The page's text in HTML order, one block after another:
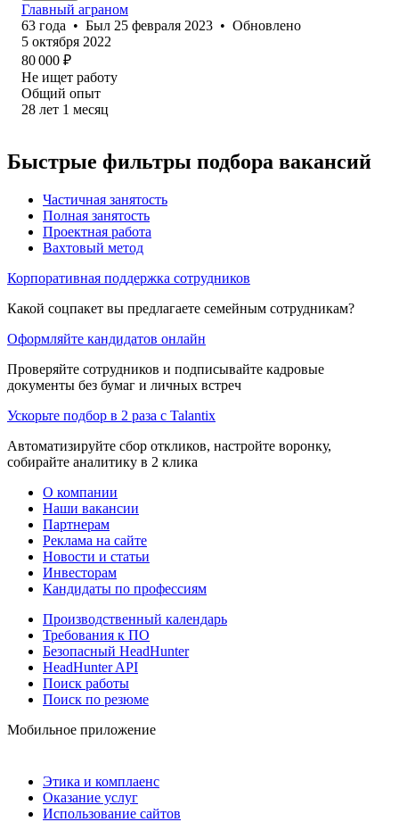
Главный аграном
63 года • Был 25 февраля 2023 • Обновлено
5 октября 2022
80 000 ₽
Не ищет работу
Общий опыт
28 лет 1 месяц
Быстрые фильтры подбора вакансий
Частичная занятость
Полная занятость
Проектная работа
Вахтовый метод
Корпоративная поддержка сотрудников
Какой соцпакет вы предлагаете семейным сотрудникам?
Оформляйте кандидатов онлайн
Проверяйте сотрудников и подписывайте кадровые
документы без бумаг и личных встреч
Ускорьте подбор в 2 раза с Talantix
Автоматизируйте сбор откликов, настройте воронку,
собирайте аналитику в 2 клика
О компании
Наши вакансии
Партнерам
Реклама на сайте
Новости и статьи
Инвесторам
Кандидаты по профессиям
Производственный календарь
Требования к ПО
Безопасный HeadHunter
HeadHunter API
Поиск работы
Поиск по резюме
Мобильное приложение
Этика и комплаенс
Оказание услуг
Использование сайтов